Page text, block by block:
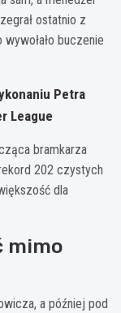
ostatnio z
buczenie
Petra
League
bramkarza
202 czystych
dla
mimo
a później pod